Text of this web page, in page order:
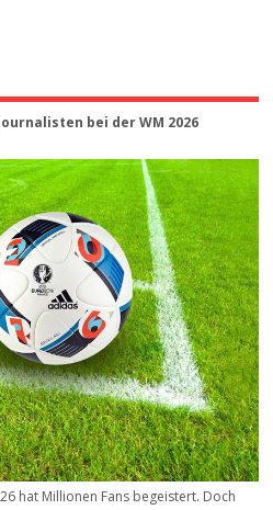
bei der WM 2026
hat Millionen Fans begeistert. Doch